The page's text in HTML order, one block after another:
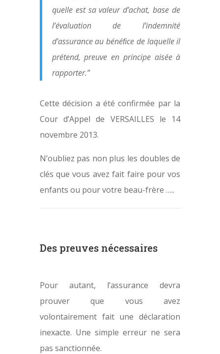
quelle est sa valeur d’achat, base de
l’évaluation de l’indemnité
d’assurance au bénéﬁce de laquelle il
prétend, preuve en principe aisée à
rapporter.”
Cette décision a été confirmée par la
Cour d’Appel de VERSAILLES le 14
novembre 2013.
N’oubliez pas non plus les doubles de
clés que vous avez fait faire pour vos
enfants ou pour votre beau-frère …..
Des preuves nécessaires
Pour autant, l’assurance devra
prouver que vous avez
volontairement fait une déclaration
inexacte. Une simple erreur ne sera
pas sanctionnée.